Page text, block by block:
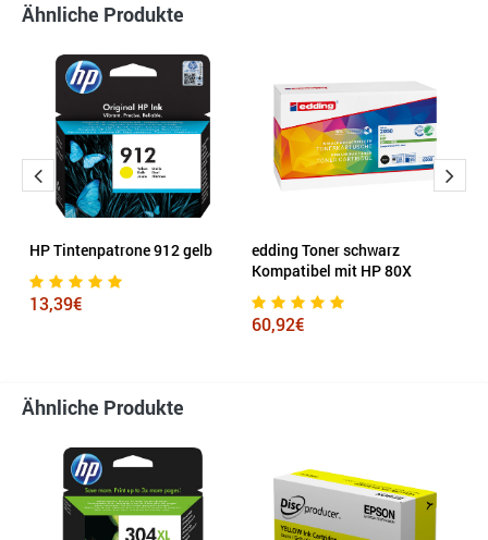
Ähnliche Produkte
HP Tintenpatrone 912 gelb
13,39€
edding Toner schwarz
Kompatibel mit HP 80X
60,92€
Ähnliche Produkte